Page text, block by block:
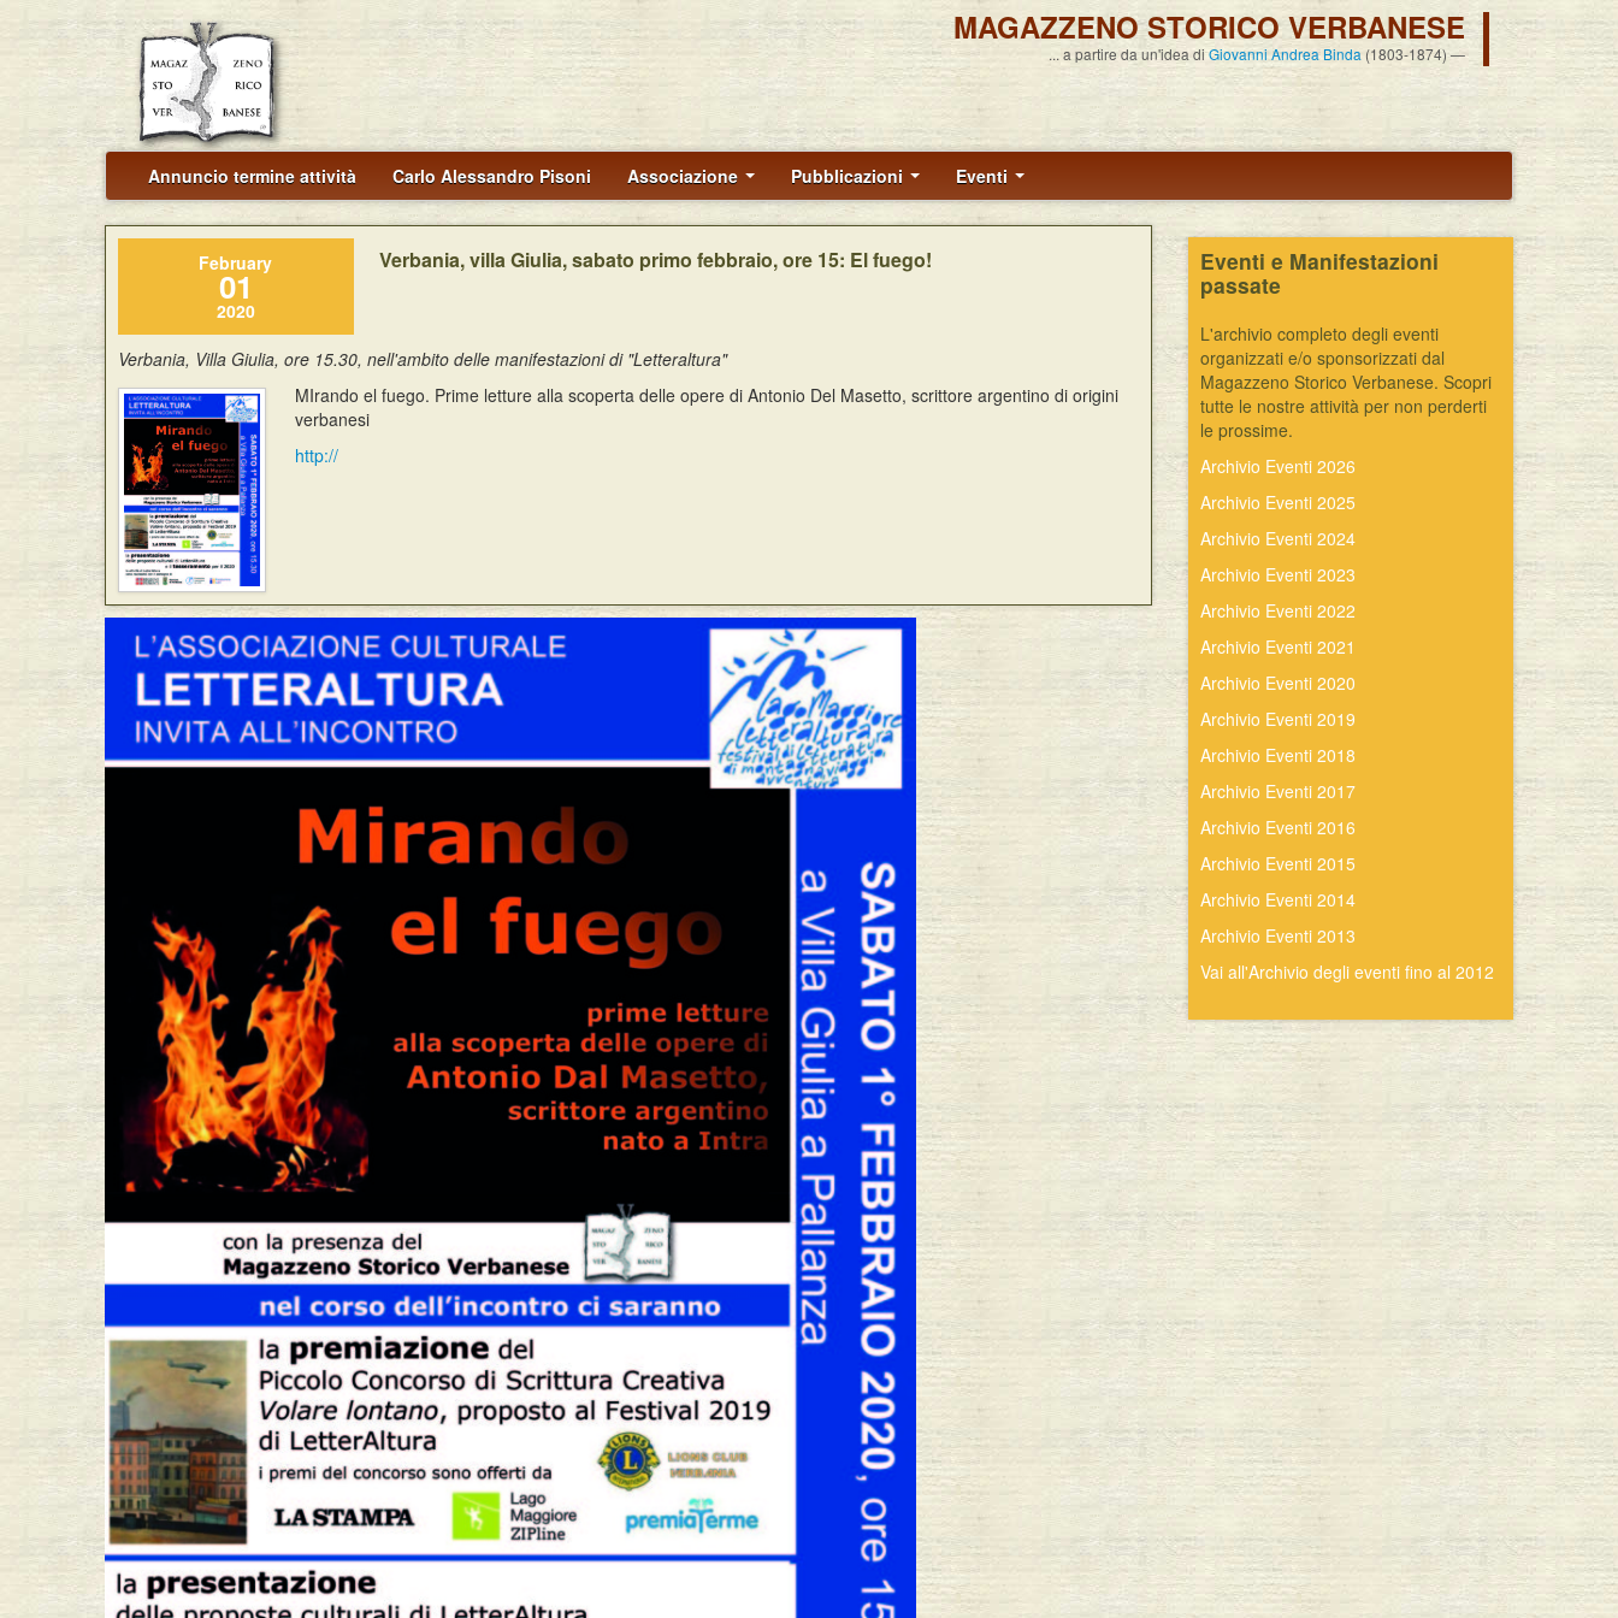
MAGAZZENO STORICO VERBANESE
... a partire da un'idea diGiovanni Andrea Binda (1803-1874)
Annuncio termine attività Carlo Alessandro Pisoni Associazione Pubblicazioni Eventi
February
01
2020
Verbania, villa Giulia, sabato primo febbraio, ore 15: El fuego!
Verbania, Villa Giulia, ore 15.30, nell'ambito delle manifestazioni di "Letteraltura"
MIrando el fuego. Prime letture alla scoperta delle opere di Antonio Del Masetto, scrittore argentino di origini
verbanesi
http://
Eventi e Manifestazioni
passate
L'archivio completo degli eventi
organizzati e/o sponsorizzati dal
Magazzeno Storico Verbanese. Scopri
tutte le nostre attività per non perderti
le prossime.
Archivio Eventi 2026
Archivio Eventi 2025
Archivio Eventi 2024
Archivio Eventi 2023
Archivio Eventi 2022
Archivio Eventi 2021
Archivio Eventi 2020
Archivio Eventi 2019
Archivio Eventi 2018
Archivio Eventi 2017
Archivio Eventi 2016
Archivio Eventi 2015
Archivio Eventi 2014
Archivio Eventi 2013
Vai all'Archivio degli eventi fino al 2012